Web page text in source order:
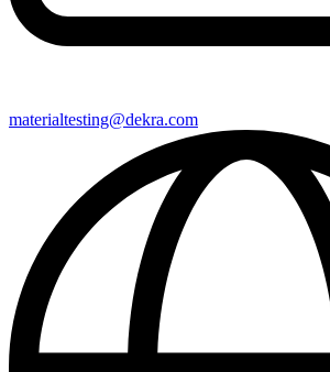
materialtesting@​dekra​.com